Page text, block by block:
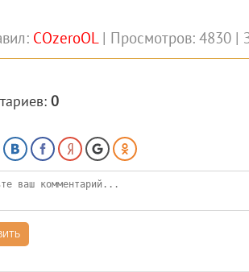
: COzeroOL | Просмотров: 4830 |
: 0